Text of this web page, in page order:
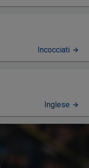
Incocciati
Inglese